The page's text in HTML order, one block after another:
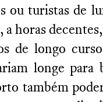
ou turistas de
horas
de longo
longe para
também